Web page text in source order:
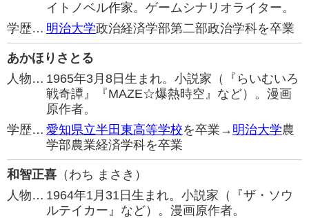
イトノベル作家。ゲームシナリオライター。
学歴… 明治大学政治経済学部第二部政治学科を卒業
あかほりさとる
人物… 1965年3月8日生まれ。小説家（『らいむいろ
戦奇譚』『MAZE☆爆熱時空』など）。漫画
原作者。
学歴… 愛知県立半田東高等学校を卒業→ 明治大学農
学部農業経済学科を卒業
和智正喜 （わち まさき）
人物… 1964年1月31日生まれ。小説家（『ザ・ソウ
ルテイカー』など）。漫画原作者。